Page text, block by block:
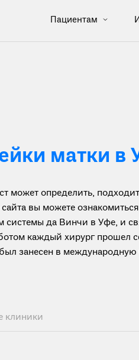
Пациентам
матки в
может определить,
вы можете
системы да Винчи в Уфе, и
каждый хирург прошел
занесен в международную
клиники